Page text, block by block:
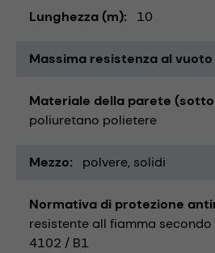
Lunghezza (m) 10
Massima resistenza al
Materiale della parete
poliuretano polietere
Mezzo polvere solidi
Normativa di protezione
resistente all fiamma
4102 / B1